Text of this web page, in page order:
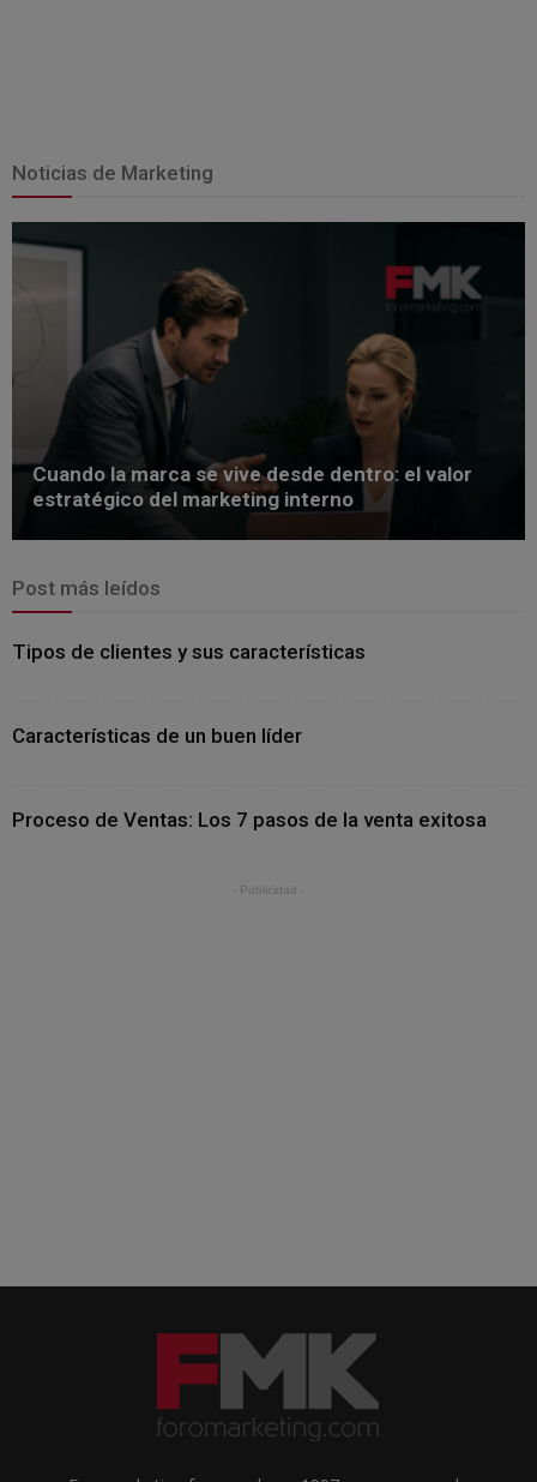
Noticias de Marketing
Cuando la marca se vive desde dentro: el valor
estratégico del marketing interno
Post más leídos
Tipos de clientes y sus características
Características de un buen líder
Proceso de Ventas: Los 7 pasos de la venta exitosa
- Publicidad -